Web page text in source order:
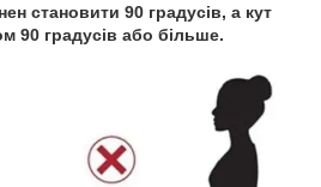
становити 90 градусів, а кут
90 градусів або більше.